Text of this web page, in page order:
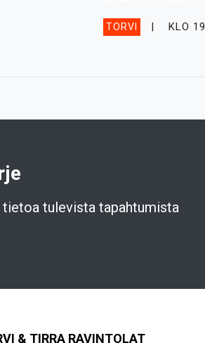
TORVI KLO
tulevista tapahtumista
& TIRRA RAVINTOLAT